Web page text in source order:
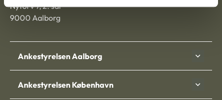
Nytorv 7, 2. sal
9000 Aalborg
Ankestyrelsen Aalborg
Ankestyrelsen København